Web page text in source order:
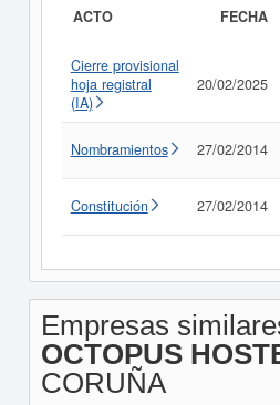
ACTO FECHA
Cierre provisional
hoja registral
(IA)
20/02/2025
Nombramientos 27/02/2014
Constitución 27/02/2014
Empresas
OCTOPUS
CORUÑA